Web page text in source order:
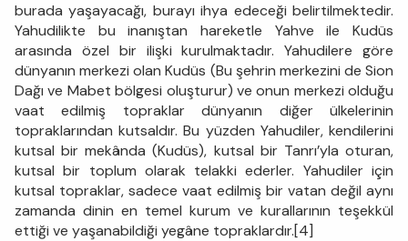
burada yaşayacağı, burayı ihya edeceği belirtilmektedir.
Yahudilikte bu inanıştan hareketle Yahve ile Kudüs
arasında özel bir ilişki kurulmaktadır. Yahudilere göre
dünyanın merkezi olan Kudüs (Bu şehrin merkezini de Sion
Dağı ve Mabet bölgesi oluşturur) ve onun merkezi olduğu
vaat edilmiş topraklar dünyanın diğer ülkelerinin
topraklarından kutsaldır. Bu yüzden Yahudiler, kendilerini
kutsal bir mekânda (Kudüs), kutsal bir Tanrı’yla oturan,
kutsal bir toplum olarak telakki ederler. Yahudiler için
kutsal topraklar, sadece vaat edilmiş bir vatan değil aynı
zamanda dinin en temel kurum ve kurallarının teşekkül
ettiği ve yaşanabildiği yegâne topraklardır.[4]